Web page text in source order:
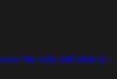
796, 1100, S4R 2006-14 –